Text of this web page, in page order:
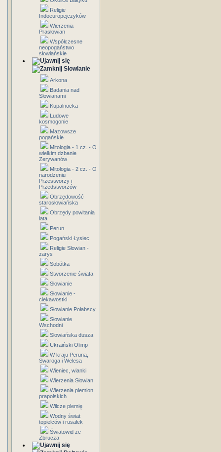
Religie
Indoeuropejczyków
Wierzenia
Prasłowian
Współczesne
neopogaństwo
słowiańskie
Słowianie
Arkona
Badania nad
Słowianami
Kupalnocka
Ludowe
kosmogonie
Mazowsze
pogańskie
Mitologia - 1 cz. - O
wielkim dzbanie
Zerywanów
Mitologia - 2 cz. - O
narodzeniu
Przestworzy i
Przedstworzów
Obrzędowość
starosłowiańska
Obrzędy powitania
lata
Perun
Pogański Łysiec
Religie Słowian -
zarys
Sobótka
Stworzenie świata
Słowianie
Słowianie -
ciekawostki
Słowianie Połabscy
Słowianie
Wschodni
Słowiańska dusza
Ukraiński Olimp
W kraju Peruna,
Swaroga i Welesa
Wieniec, wianki
Wierzenia Słowian
Wierzenia plemion
prapolskich
Wilcze plemię
Wodny świat
topielców i rusałek
Światowid ze
Zbrucza